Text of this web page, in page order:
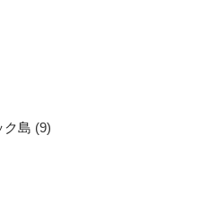
ク島 (9)